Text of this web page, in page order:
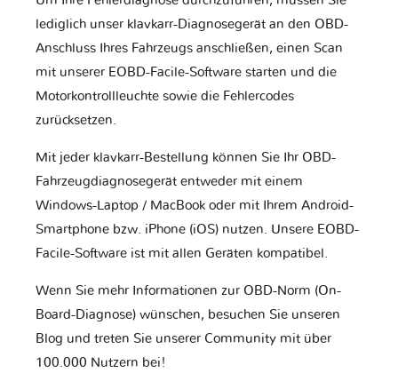
lediglich unser klavkarr-Diagnosegerät an den OBD-
Anschluss Ihres Fahrzeugs anschließen, einen Scan
mit unserer EOBD-Facile-Software starten und die
Motorkontrollleuchte sowie die Fehlercodes
zurücksetzen.
Mit jeder klavkarr-Bestellung können Sie Ihr OBD-
Fahrzeugdiagnosegerät entweder mit einem
Windows-Laptop / MacBook oder mit Ihrem Android-
Smartphone bzw. iPhone (iOS) nutzen. Unsere EOBD-
Facile-Software ist mit allen Geräten kompatibel.
Wenn Sie mehr Informationen zur OBD-Norm (On-
Board-Diagnose) wünschen, besuchen Sie unseren
Blog und treten Sie unserer Community mit über
100.000 Nutzern bei!